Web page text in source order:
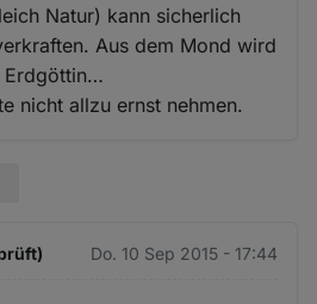
Natur) kann sicherlich
Aus dem Mond wird
Erdgöttin…
nicht allzu ernst nehmen.
Do. 10 Sep 2015 - 17:44